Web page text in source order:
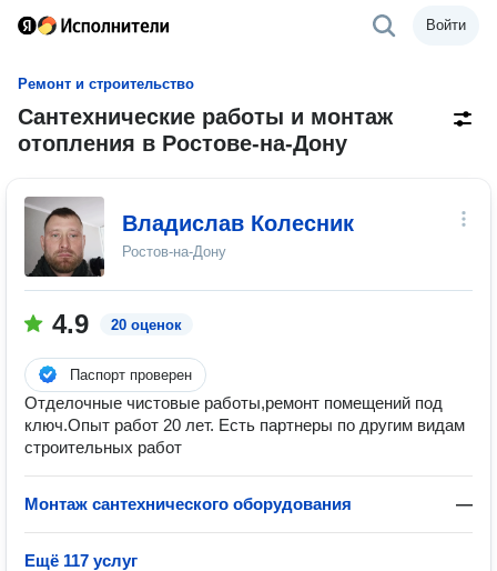
Войти
Ремонт и строительство
Сантехнические работы и монтаж
отопления в Ростове-на-Дону
Владислав Колесник
Ростов-на-Дону
4.9 20 оценок
Паспорт проверен
Отделочные чистовые работы,ремонт помещений под
ключ.Опыт работ 20 лет. Есть партнеры по другим видам
строительных работ
Монтаж сантехнического оборудования —
Ещё 117 услуг